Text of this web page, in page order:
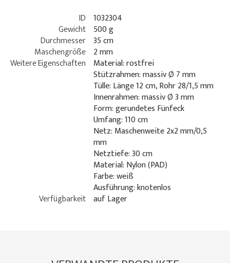
ID 1032304
Gewicht 500 g
Durchmesser 35 cm
Maschengröße 2 mm
Weitere Eigenschaften
Material: rostfrei
Stützrahmen: massiv Ø 7 mm
Tülle: Länge 12 cm, Rohr 28/1,5 mm
Innenrahmen: massiv Ø 3 mm
Form: gerundetes Fünfeck
Umfang: 110 cm
Netz: Maschenweite 2x2 mm/0,5
mm
Netztiefe: 30 cm
Material: Nylon (PAD)
Farbe: weiß
Ausführung: knotenlos
Verfügbarkeit auf Lager